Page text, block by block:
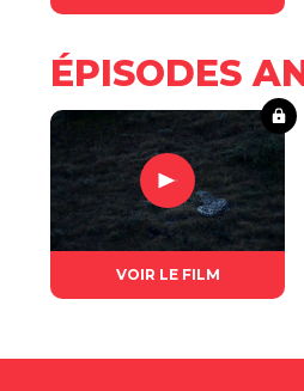
ÉPISODES
VOIR LE FILM